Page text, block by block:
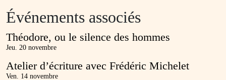
Événements associés
Théodore, ou le silence des hommes
Jeu. 20 novembre
Atelier d’écriture avec Frédéric Michelet
Ven. 14 novembre